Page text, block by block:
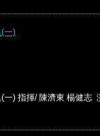
(一)
一) 指揮/ 陳濟東 楊健志